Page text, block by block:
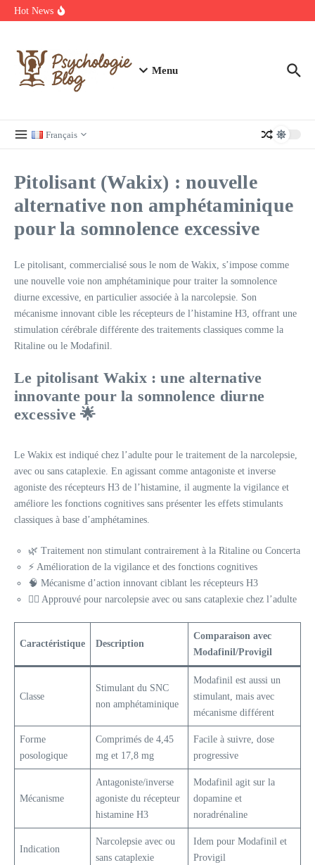
Aller au contenu
Hot News
Regardez Films et Séries en Streaming sur Wiflix
Menu
Français
Pitolisant (Wakix) : nouvelle
alternative non amphétaminique
pour la somnolence excessive
Le pitolisant, commercialisé sous le nom de Wakix, s’impose comme
une nouvelle voie non amphétaminique pour traiter la somnolence
diurne excessive, en particulier associée à la narcolepsie. Son
mécanisme innovant cible les récepteurs de l’histamine H3, offrant une
stimulation cérébrale différente des traitements classiques comme la
Ritaline ou le Modafinil.
Le pitolisant Wakix : une alternative
innovante pour la somnolence diurne
excessive 🌟
Le Wakix est indiqué chez l’adulte pour le traitement de la narcolepsie,
avec ou sans cataplexie. En agissant comme antagoniste et inverse
agoniste des récepteurs H3 de l’histamine, il augmente la vigilance et
améliore les fonctions cognitives sans présenter les effets stimulants
classiques à base d’amphétamines.
🌿 Traitement non stimulant contrairement à la Ritaline ou Concerta
⚡ Amélioration de la vigilance et des fonctions cognitives
🧠 Mécanisme d’action innovant ciblant les récepteurs H3
👨‍⚕️ Approuvé pour narcolepsie avec ou sans cataplexie chez l’adulte
Caractéristique Description
Comparaison avec
Modafinil/Provigil
Classe
Stimulant du SNC
non amphétaminique
Modafinil est aussi un
stimulant, mais avec
mécanisme différent
Forme
posologique
Comprimés de 4,45
mg et 17,8 mg
Facile à suivre, dose
progressive
Mécanisme
Antagoniste/inverse
agoniste du récepteur
histamine H3
Modafinil agit sur la
dopamine et
noradrénaline
Indication
Narcolepsie avec ou
sans cataplexie
Idem pour Modafinil et
Provigil